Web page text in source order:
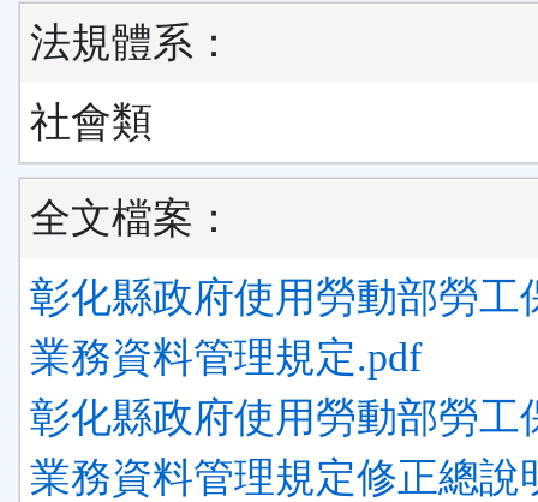
法規體系：
社會類
全文檔案：
彰化縣政府使用勞動部勞工
業務資料管理規定.pdf
彰化縣政府使用勞動部勞工
業務資料管理規定修正總說